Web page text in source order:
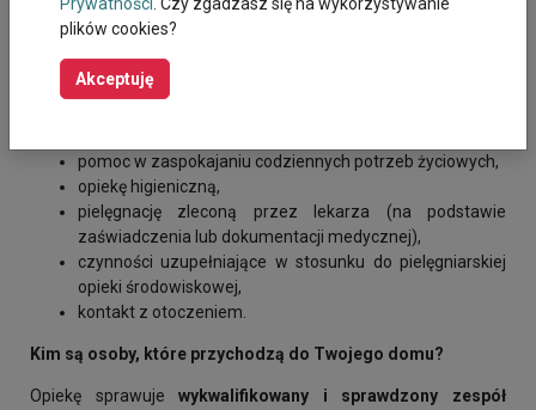
mieć pewność, że bliska osoba jestpod fachową i
bezpieczną opieką
Jakie wsparcie otrzyma osoba niesamodzielna?
pomoc w zaspokajaniu codziennych potrzeb życiowych,
opiekę higieniczną,
pielęgnację zleconą przez lekarza (na podstawie
zaświadczenia lub dokumentacji medycznej),
czynności uzupełniające w stosunku do pielęgniarskiej
opieki środowiskowej,
kontakt z otoczeniem.
Kim są osoby, które przychodzą do Twojego domu?
Opiekę sprawujewykwalifikowany i sprawdzony zespół
Prywatności. Czy zgadzasz się na wykorzystywanie
plików cookies?
Akceptuję